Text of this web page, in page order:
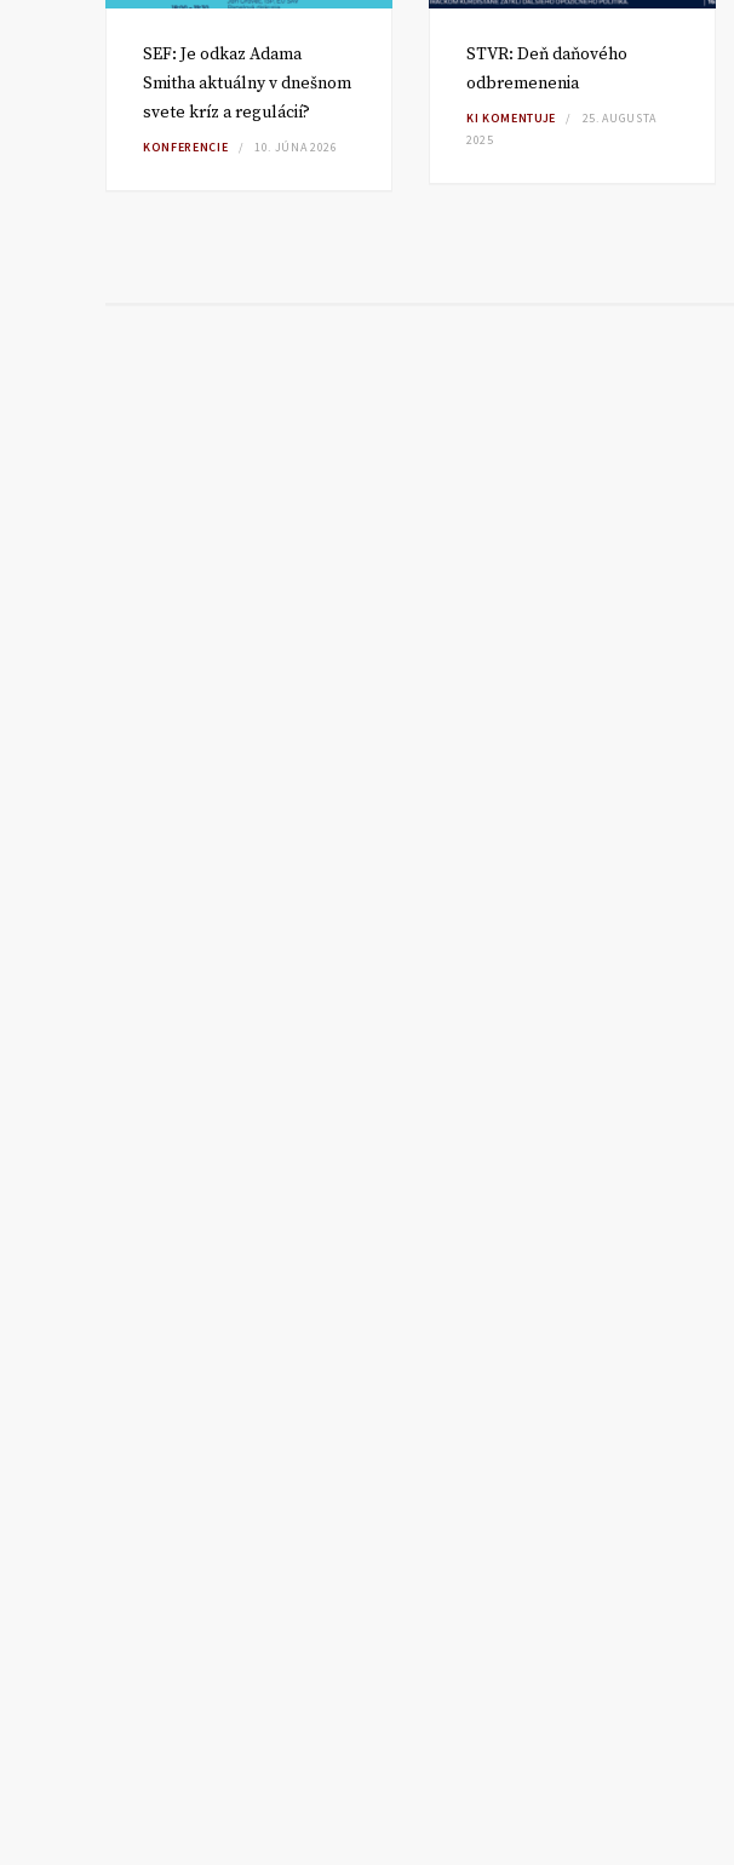
SEF: Je odkaz Adama
Smitha aktuálny v dnešnom
svete kríz a regulácií?
KONFERENCIE 10. JÚNA 2026
STVR: Deň daňového
odbremenenia
KI KOMENTUJE
25. AUGUSTA
2025